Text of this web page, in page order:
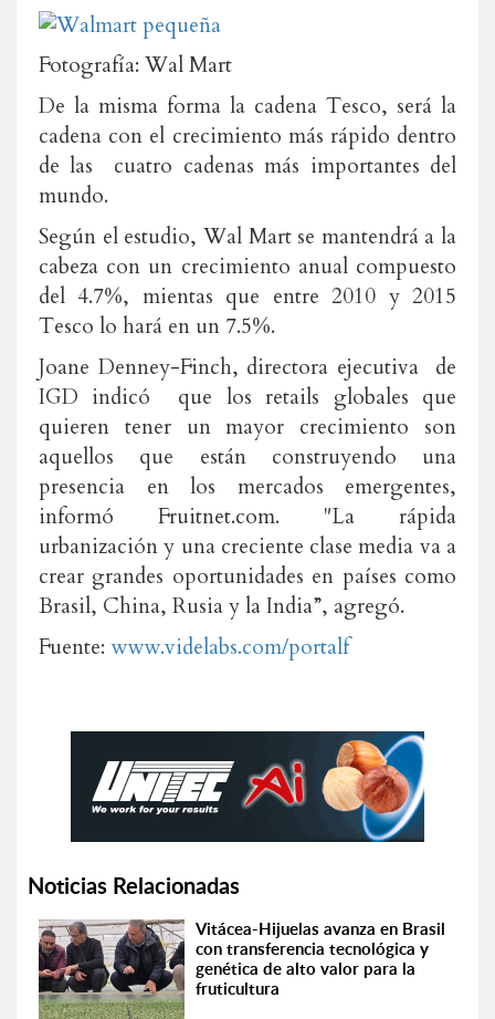
Fotografía: Wal Mart
De la misma forma la cadena Tesco, será la
cadena con el crecimiento más rápido dentro
de las cuatro cadenas más importantes del
mundo.
Según el estudio, Wal Mart se mantendrá a la
cabeza con un crecimiento anual compuesto
del 4.7%, mientas que entre 2010 y 2015
Tesco lo hará en un 7.5%.
Joane Denney-Finch, directora ejecutiva de
IGD indicó que los retails globales que
quieren tener un mayor crecimiento son
aquellos que están construyendo una
presencia en los mercados emergentes,
informó Fruitnet.com. "La rápida
urbanización y una creciente clase media va a
crear grandes oportunidades en países como
Brasil, China, Rusia y la India”, agregó.
Fuente: www.videlabs.com/portalf
Noticias Relacionadas
Vitácea-Hijuelas avanza en Brasil
con transferencia tecnológica y
genética de alto valor para la
fruticultura